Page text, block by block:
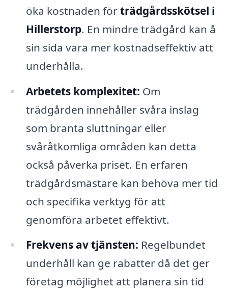
öka kostnaden förträdgårdsskötsel i
Hillerstorp. En mindre trädgård kan å
sin sida vara mer kostnadseffektiv att
underhålla.
Arbetets komplexitet: Om
trädgården innehåller svåra inslag
som branta sluttningar eller
svåråtkomliga områden kan detta
också påverka priset. En erfaren
trädgårdsmästare kan behöva mer tid
och specifika verktyg för att
genomföra arbetet effektivt.
Frekvens av tjänsten: Regelbundet
underhåll kan ge rabatter då det ger
företag möjlighet att planera sin tid